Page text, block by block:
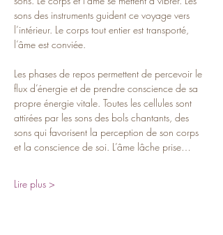
sons des instruments guident ce voyage vers
l’intérieur. Le corps tout entier est transporté,
l’âme est conviée.
Les phases de repos permettent de percevoir le
flux d’énergie et de prendre conscience de sa
propre énergie vitale. Toutes les cellules sont
attirées par les sons des bols chantants, des
sons qui favorisent la perception de son corps
et la conscience de soi. L’âme lâche prise…
Lire plus >